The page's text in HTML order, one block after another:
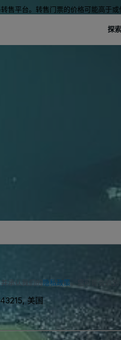
售平台。转售门票的价格可能高于或
探索
并承认我们的隐私政策 。您可能会收
美国